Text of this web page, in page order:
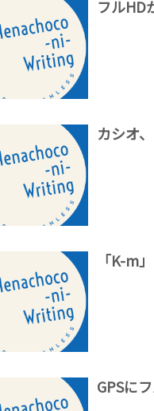
フルHD
カシオ
「K-m
GPSに